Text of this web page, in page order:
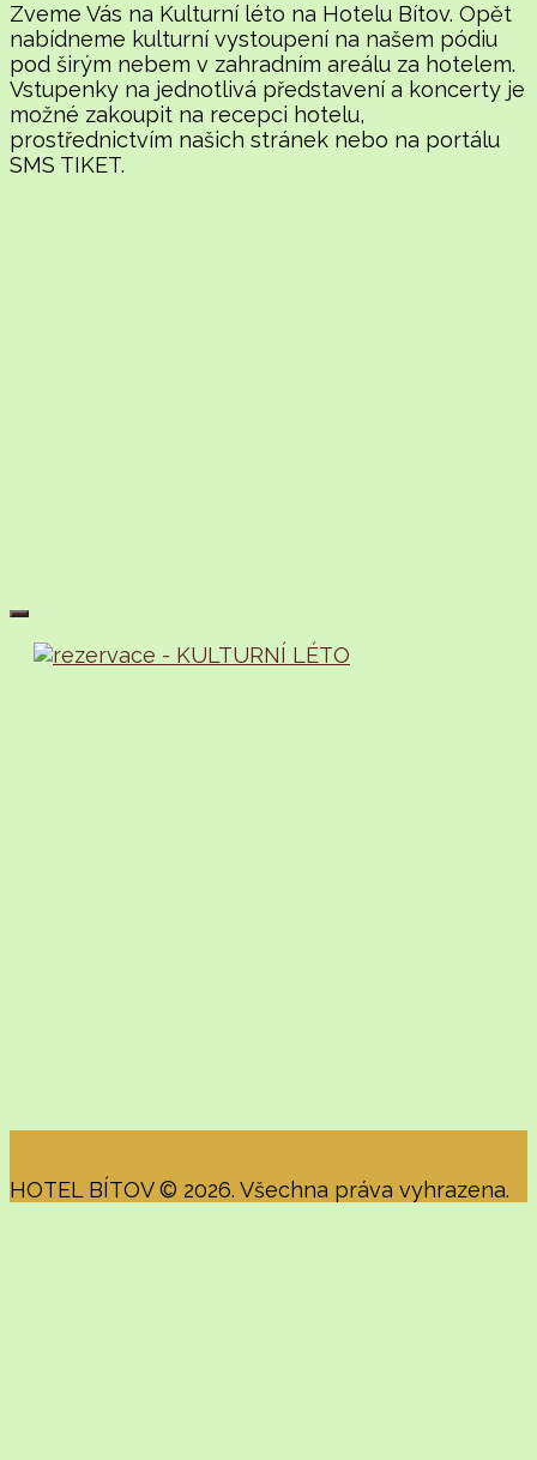
Zveme Vás na Kulturní léto na Hotelu Bítov. Opět
nabídneme kulturní vystoupení na našem pódiu
pod širým nebem v zahradním areálu za hotelem.
Vstupenky na jednotlivá představení a koncerty je
možné zakoupit na recepci hotelu,
prostřednictvím našich stránek nebo na portálu
SMS TIKET.
HOTEL BÍTOV © 2026. Všechna práva vyhrazena.